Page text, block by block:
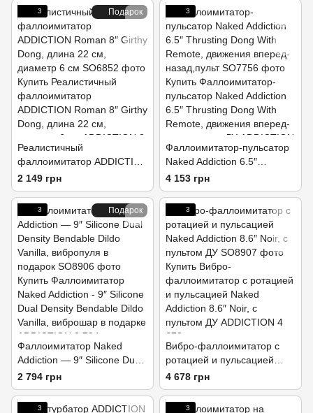
вибропуля в подарок
Подарок
3
Реалистичный
фаллоимитатор ADDICTION
Roman 8″ Girthy Dong,
длина 22 см, диаметр 6 см
2 149 грн
3
Фаллоимитатор-пульсатор
Naked Addiction 6.5″
Thrusting Dong With
Remote, движения вперед-
назад,пульт
4 153 грн
Подарок
3
Фаллоимитатор Naked
Addiction — 9″ Silicone Dual
Density Bendable Dildo
Vanilla, вибропуля в
подарок
2 794 грн
3
Вибро-фаллоимитатор с
ротацией и пульсацией
Naked Addiction 8.6″ Noir, с
пультом ДУ
4 678 грн
3 3